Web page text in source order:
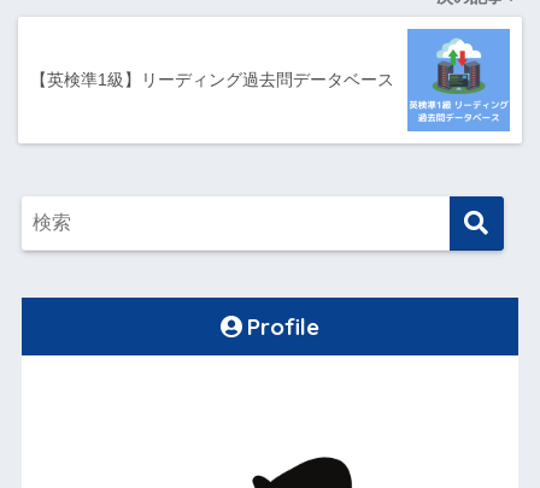
【英検準1級】リーディング過去問データベース
Profile